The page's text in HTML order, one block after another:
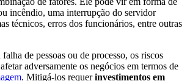
incêndio, uma interrupção do servidor
técnicos, erros dos funcionários, entre outras
de pessoas ou de processo, os riscos
adversamente os negócios em termos de
. Mitigá-los requerinvestimentos em